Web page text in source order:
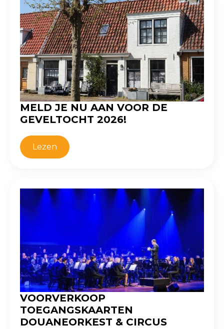
MELD JE NU AAN VOOR DE
GEVELTOCHT 2026!
Lezen
VOORVERKOOP
TOEGANGSKAARTEN
DOUANEORKEST & CIRCUS